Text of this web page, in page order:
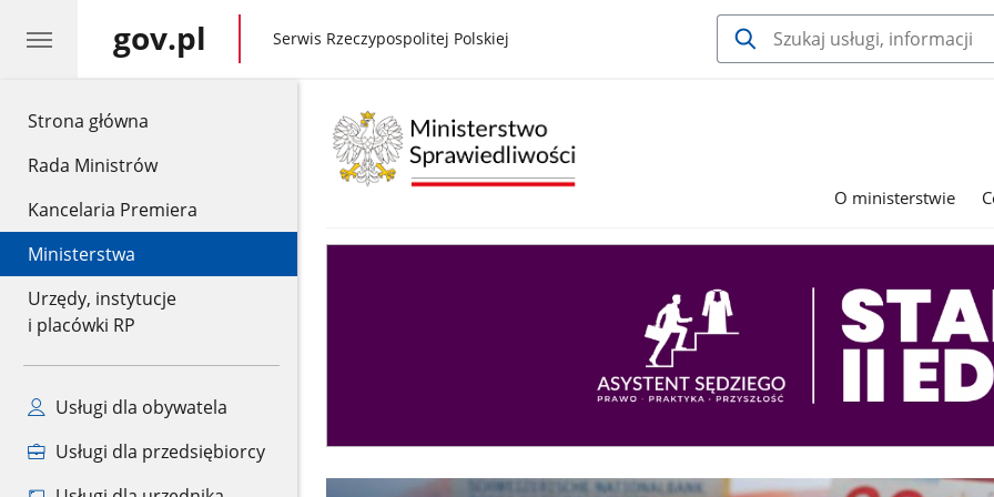
Strona główna
Rada Ministrów
Kancelaria Premiera
Ministerstwa
Urzędy, instytucje
i placówki RP
Usługi dla obywatela
Usługi dla przedsiębiorcy
gov.pl gov.pl
Serwis Rzeczypospolitej Polskiej
O ministerstwie